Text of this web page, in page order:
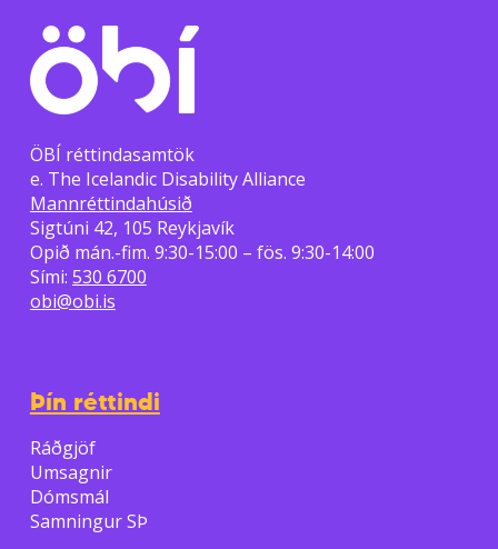
ÖBÍ réttindasamtök
e. The Icelandic Disability Alliance
Mannréttindahúsið
Sigtúni 42, 105 Reykjavík
Opið mán.-fim. 9:30-15:00 – fös. 9:30-14:00
Sími: 530 6700
obi@obi.is
Þín réttindi
Ráðgjöf
Umsagnir
Dómsmál
Samningur SÞ